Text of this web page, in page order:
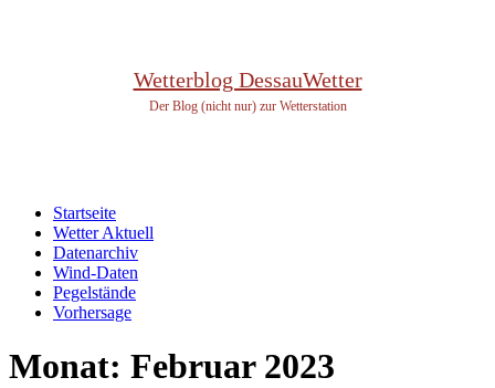
Wetterblog DessauWetter
Der Blog (nicht nur) zur Wetterstation
Startseite
Wetter Aktuell
Datenarchiv
Wind-Daten
Pegelstände
Vorhersage
Monat: Februar 2023